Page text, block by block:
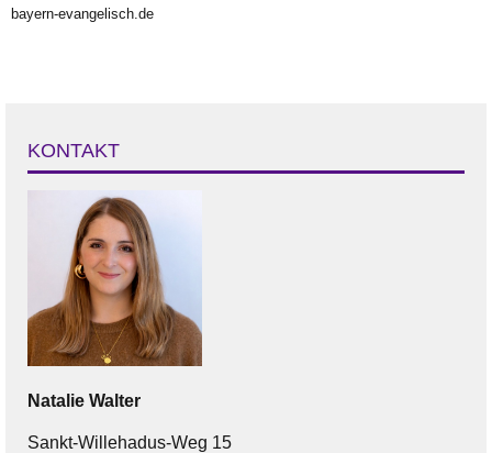
bayern-evangelisch.de
KONTAKT
Natalie Walter
Sankt-Willehadus-Weg 15